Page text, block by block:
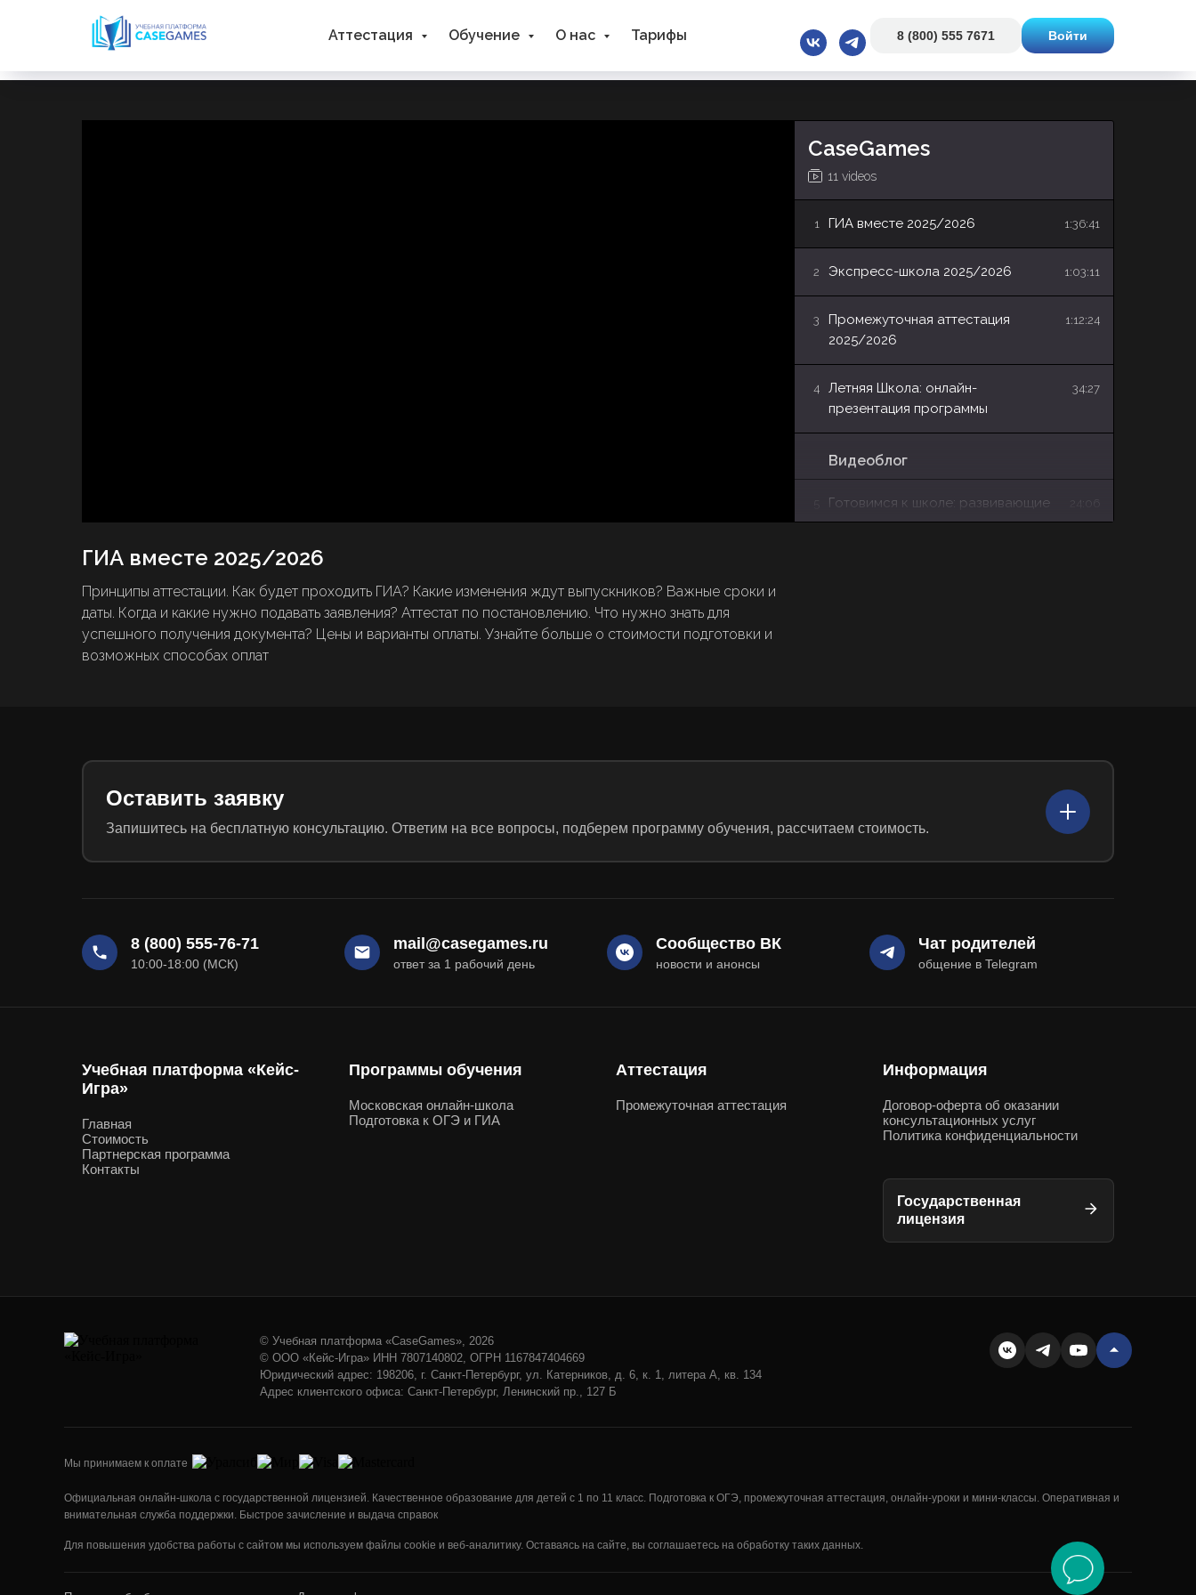
Аттестация Обучение О нас Тарифы 8 (800) 555 7671 Войти
CaseGames
11 videos
1 ГИА вместе 2025/2026 1:36:41
2 Экспресс-школа 2025/2026 1:03:11
3
Промежуточная аттестация
2025/2026
1:12:24
4
Летняя Школа: онлайн-
презентация программы
34:27
Видеоблог
Готовимся к школе: развивающие
интерактивные игры, книги,
24:06
54:45
10 Все ждут, когда же отменят ЕГЭ 32:57
траекторию обучения
ГИА вместе 2025/2026
Принципы аттестации. Как будет проходить ГИА? Какие изменения ждут выпускников? Важные сроки и
даты. Когда и какие нужно подавать заявления? Аттестат по постановлению. Что нужно знать для
успешного получения документа? Цены и варианты оплаты. Узнайте больше о стоимости подготовки и
возможных способах оплат
Оставить заявку
Запишитесь на бесплатную консультацию. Ответим на все вопросы, подберем программу обучения, рассчитаем стоимость.
8 (800) 555-76-71
10:00-18:00 (МСК)
mail@casegames.ru
ответ за 1 рабочий день
Сообщество ВК
новости и анонсы
Чат родителей
общение в Telegram
Учебная платформа «Кейс-
Игра»
Главная
Стоимость
Партнерская программа
Контакты
Программы обучения
Московская онлайн-школа
Подготовка к ОГЭ и ГИА
Аттестация
Промежуточная аттестация
Информация
Договор-оферта об оказании
консультационных услуг
Политика конфиденциальности
Государственная
лицензия
© Учебная платформа «CaseGames», 2026
© ООО «Кейс-Игра» ИНН 7807140802, ОГРН 1167847404669
Юридический адрес: 198206, г. Санкт-Петербург, ул. Катерников, д. 6, к. 1, литера А, кв. 134
Адрес клиентского офиса: Санкт-Петербург, Ленинский пр., 127 Б
Мы принимаем к оплате
Официальная онлайн-школа с государственной лицензией. Качественное образование для детей с 1 по 11 класс. Подготовка к ОГЭ, промежуточная аттестация, онлайн-уроки и мини-классы. Оперативная и
внимательная служба поддержки. Быстрое зачисление и выдача справок
Для повышения удобства работы с сайтом мы используем файлы cookie и веб-аналитику. Оставаясь на сайте, вы соглашаетесь на обработку таких данных.